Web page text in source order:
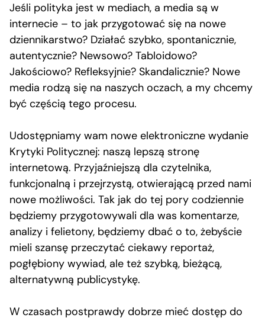
Jeśli polityka jest w mediach, a media są w
internecie – to jak przygotować się na nowe
dziennikarstwo? Działać szybko, spontanicznie,
autentycznie? Newsowo? Tabloidowo?
Jakościowo? Refleksyjnie? Skandalicznie? Nowe
media rodzą się na naszych oczach, a my chcemy
być częścią tego procesu.
Udostępniamy wam nowe elektroniczne wydanie
Krytyki Politycznej: naszą lepszą stronę
internetową. Przyjaźniejszą dla czytelnika,
funkcjonalną i przejrzystą, otwierającą przed nami
nowe możliwości. Tak jak do tej pory codziennie
będziemy przygotowywali dla was komentarze,
analizy i felietony, będziemy dbać o to, żebyście
mieli szansę przeczytać ciekawy reportaż,
pogłębiony wywiad, ale też szybką, bieżącą,
alternatywną publicystykę.
W czasach postprawdy dobrze mieć dostęp do